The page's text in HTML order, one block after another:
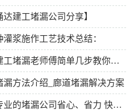
建工堵漏公司分享】
浆施作工艺技术总结：
墙体里水管漏水怎么办？涌达建工堵漏老师傅简单几步教你解决暗水管漏水
方法介绍_廊道堵漏解决方案
垃圾填埋场渗漏水怎么办？找专业的堵漏公司省心、省力 快速解决问题